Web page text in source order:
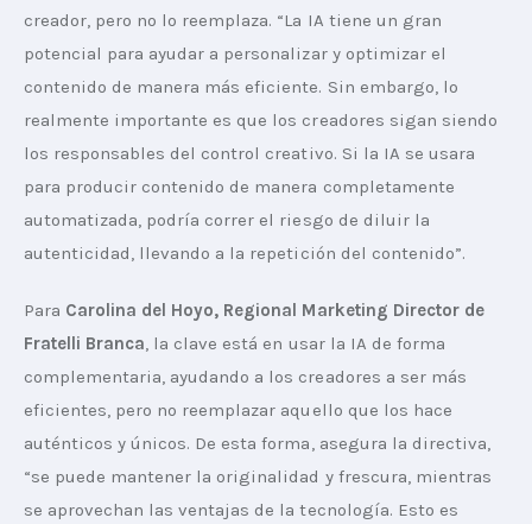
creador, pero no lo reemplaza. “La IA tiene un gran
potencial para ayudar a personalizar y optimizar el
contenido de manera más eficiente. Sin embargo, lo
realmente importante es que los creadores sigan siendo
los responsables del control creativo. Si la IA se usara
para producir contenido de manera completamente
automatizada, podría correr el riesgo de diluir la
autenticidad, llevando a la repetición del contenido”.
Para Carolina del Hoyo, Regional Marketing Director de
Fratelli Branca, la clave está en usar la IA de forma
complementaria, ayudando a los creadores a ser más
eficientes, pero no reemplazar aquello que los hace
auténticos y únicos. De esta forma, asegura la directiva,
“se puede mantener la originalidad y frescura, mientras
se aprovechan las ventajas de la tecnología. Esto es